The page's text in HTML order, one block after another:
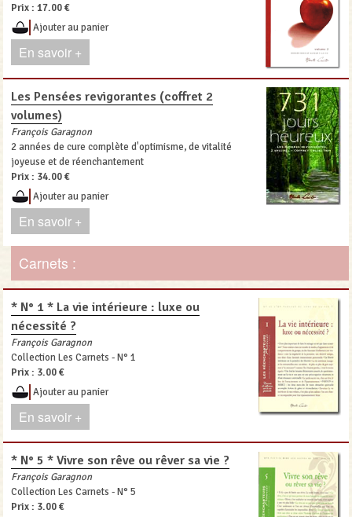
Prix :17.00 €
Ajouter au panier
En savoir +
Les Pensées revigorantes (coffret 2
volumes)
François Garagnon
2 années de cure complète d'optimisme, de vitalité
joyeuse et de réenchantement
Prix : 34.00 €
Ajouter au panier
En savoir +
Carnets :
* N° 1 * La vie intérieure : luxe ou
nécessité ?
François Garagnon
Collection Les Carnets - N° 1
Prix : 3.00 €
Ajouter au panier
En savoir +
* N° 5 * Vivre son rêve ou rêver sa vie ?
François Garagnon
Collection Les Carnets - N° 5
Prix : 3.00 €